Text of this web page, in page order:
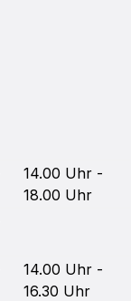
14.00 Uhr -
18.00 Uhr
14.00 Uhr -
16.30 Uhr